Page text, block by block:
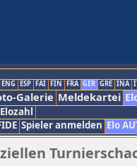
ENG ESP FAI FIN FRA GER GRE INA
Galerie Meldekartei
Spieler anmelden Elo